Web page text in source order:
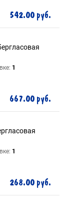
542.00 руб.
1
667.00 руб.
1
268.00 руб.